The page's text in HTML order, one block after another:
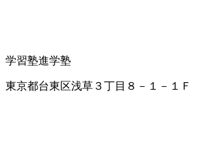
学習塾進学塾
東京都台東区浅草３丁目８－１－１Ｆ